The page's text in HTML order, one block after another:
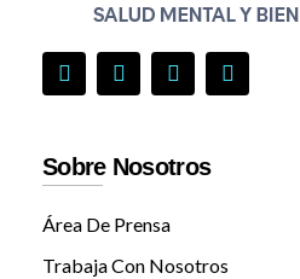
Sobre Nosotros
Área De Prensa
Trabaja Con Nosotros